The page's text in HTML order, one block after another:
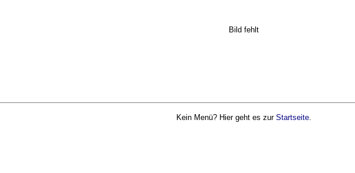
Bild fehlt
Kein Menü? Hier geht es zur Startseite.